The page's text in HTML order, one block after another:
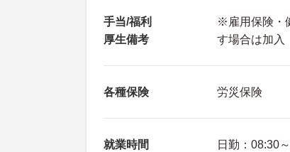
手当/福利
厚生備考
※雇用保険・
す場合は加入
各種保険 労災保険
就業時間 日勤：08:30